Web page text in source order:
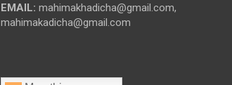
EMAIL: mahimakhadicha@gmail.com,
mahimakadicha@gmail.com